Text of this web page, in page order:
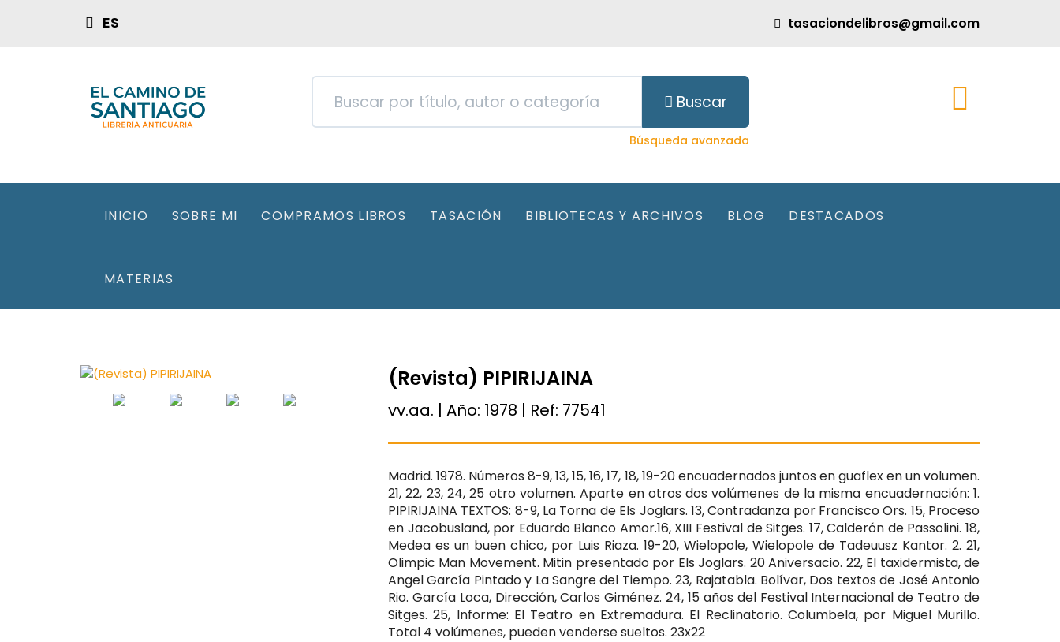
ES tasaciondelibros@gmail.com
Buscar
Búsqueda avanzada
INICIO SOBRE MI COMPRAMOS LIBROS TASACIÓN BIBLIOTECAS Y ARCHIVOS BLOG DESTACADOS
MATERIAS
(Revista) PIPIRIJAINA
vv.aa. | Año: 1978 | Ref: 77541
Madrid. 1978. Números 8-9, 13, 15, 16, 17, 18, 19-20 encuadernados juntos en guaflex en un volumen.
21, 22, 23, 24, 25 otro volumen. Aparte en otros dos volúmenes de la misma encuadernación: 1.
PIPIRIJAINA TEXTOS: 8-9, La Torna de Els Joglars. 13, Contradanza por Francisco Ors. 15, Proceso
en Jacobusland, por Eduardo Blanco Amor.16, XIII Festival de Sitges. 17, Calderón de Passolini. 18,
Medea es un buen chico, por Luis Riaza. 19-20, Wielopole, Wielopole de Tadeuusz Kantor. 2. 21,
Olimpic Man Movement. Mitin presentado por Els Joglars. 20 Aniversacio. 22, El taxidermista, de
Angel García Pintado y La Sangre del Tiempo. 23, Rajatabla. Bolívar, Dos textos de José Antonio
Rio. García Loca, Dirección, Carlos Giménez. 24, 15 años del Festival Internacional de Teatro de
Sitges. 25, Informe: El Teatro en Extremadura. El Reclinatorio. Columbela, por Miguel Murillo.
Total 4 volúmenes, pueden venderse sueltos. 23x22